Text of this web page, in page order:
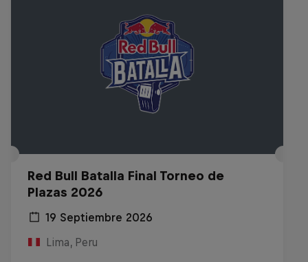
Red Bull Batalla Final Torneo de
Plazas 2026
19 Septiembre 2026
Lima, Peru